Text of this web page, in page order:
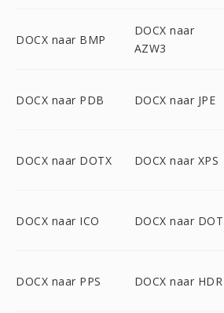
DOCX naar BMP
DOCX naar
AZW3
DOCX naar PDB DOCX naar JPE
DOCX naar DOTX DOCX naar XPS
DOCX naar ICO DOCX naar DOT
DOCX naar PPS DOCX naar HDR